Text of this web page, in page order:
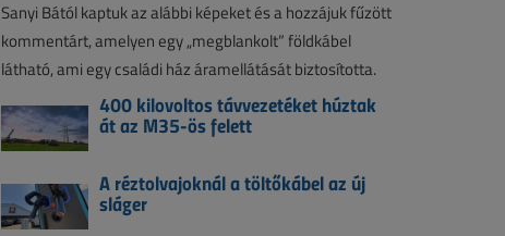
Sanyi Bától kaptuk az alábbi képeket és a hozzájuk fűzött
kommentárt, amelyen egy „megblankolt” földkábel
látható, ami egy családi ház áramellátását biztosította.
400 kilovoltos távvezetéket húztak
át az M35-ös felett
A réztolvajoknál a töltőkábel az új
sláger